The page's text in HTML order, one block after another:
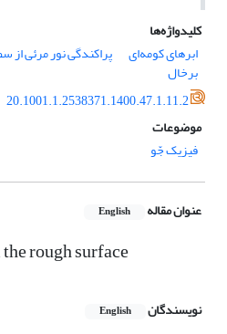
کلیدواژه‌ها
ابر‌های کومه‌ای
پراکندگی نور مرئی از
برخال
20.1001.1.2538371.1400.47.1.11.2
موضوعات
فیزیک جّو
عنوان مقاله English
rough surface
نویسندگان English